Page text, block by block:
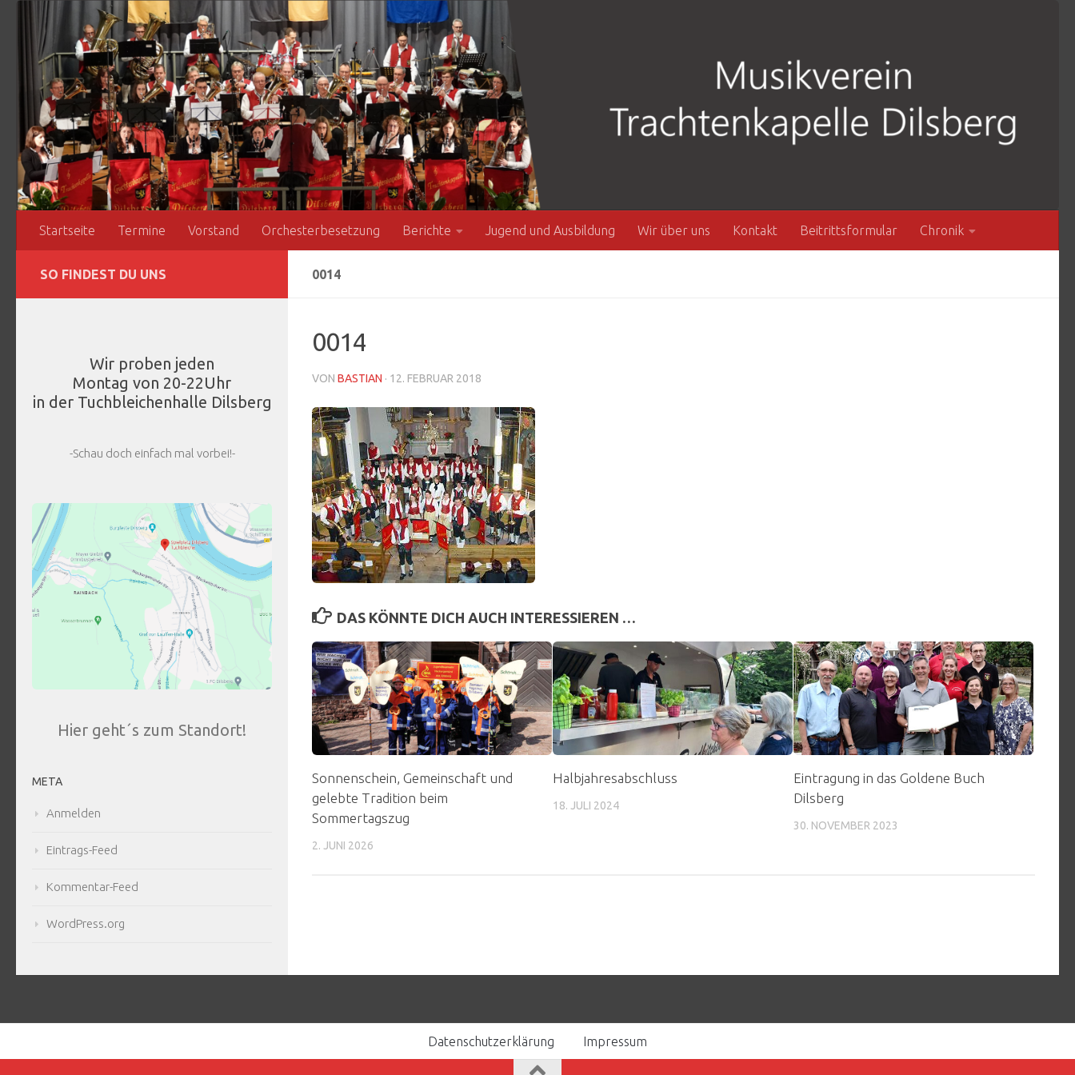
Zum Inhalt springen
Startseite Termine Vorstand Orchesterbesetzung Berichte Jugend und Ausbildung Wir über uns Kontakt Beitrittsformular Chronik
0014
0014
VON BASTIAN · 12. FEBRUAR 2018
DAS KÖNNTE DICH AUCH INTERESSIEREN …
Sonnenschein, Gemeinschaft und
gelebte Tradition beim
Sommertagszug
2. JUNI 2026
Halbjahresabschluss
18. JULI 2024
Eintragung in das Goldene Buch
Dilsberg
30. NOVEMBER 2023
SO FINDEST DU UNS
Wir proben jeden
Montag von 20-22Uhr
in der Tuchbleichenhalle Dilsberg
-Schau doch einfach mal vorbei!-
Hier geht´s zum Standort!
META
Anmelden
Eintrags-Feed
Kommentar-Feed
WordPress.org
Datenschutzerklärung Impressum